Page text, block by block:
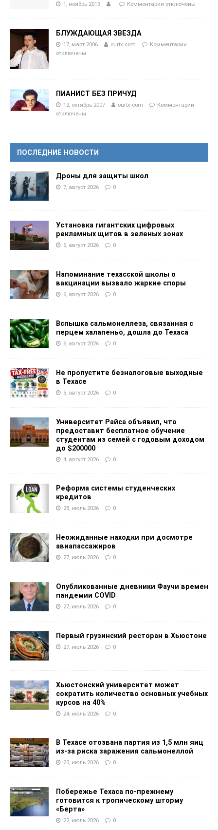
1, ноябрь 2013 Комментарии отключены
БЛУЖДАЮЩАЯ ЗВЕЗДА
17, март 2006 ourtx.com
Комментарии
отключены
ПИАНИСТ БЕЗ ПРИЧУД
12, октябрь 2007 ourtx.com
Комментарии
отключены
ПОСЛЕДНИЕ НОВОСТИ
Дроны для защиты школ
7, август 2026 0
Установка гигантских цифровых
рекламных щитов в зеленых зонах
6, август 2026 0
Напоминание техасской школы о
вакцинации вызвало жаркие споры
6, август 2026 0
Вспышка сальмонеллеза, связанная с
перцем халапеньо, дошла до Техаса
6, август 2026 0
Не пропустите безналоговые выходные
в Техасе
5, август 2026 0
Университет Райса объявил, что
предоставит бесплатное обучение
студентам из семей с годовым доходом
до $200000
4, август 2026 0
Реформа системы студенческих
кредитов
28, июль 2026 0
Неожиданные находки при досмотре
авиапассажиров
27, июль 2026 0
Опубликованные дневники Фаучи времен
пандемии COVID
27, июль 2026 0
Первый грузинский ресторан в Хьюстоне
27, июль 2026 0
Хьюстонский университет может
сократить количество основных учебных
курсов на 40%
24, июль 2026 0
В Техасе отозвана партия из 1,5 млн яиц
из-за риска заражения сальмонеллой
23, июль 2026 0
Побережье Техаса по-прежнему
готовится к тропическому шторму
«Берта»
22, июль 2026 0